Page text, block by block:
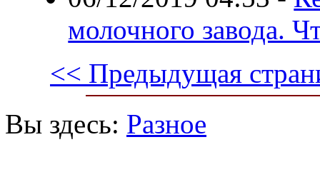
молочного завода.
<< Предыдущая
Вы здесь: Разное